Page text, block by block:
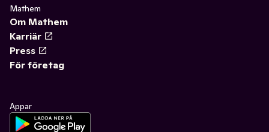
Mathem
Om Mathem
Karriär
Press
För företag
Appar